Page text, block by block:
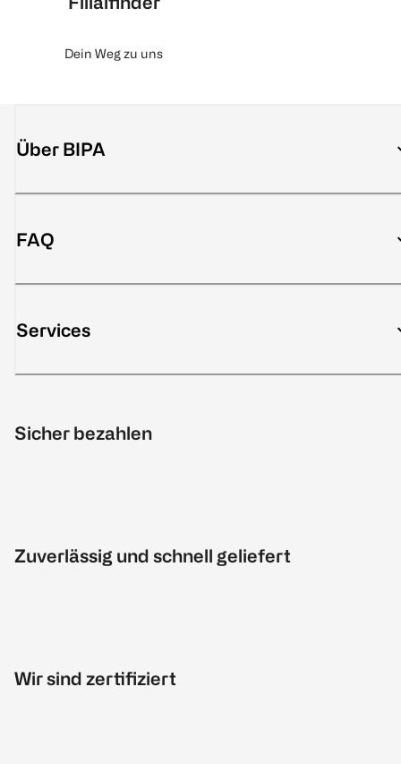
Dein Weg zu uns
Über BIPA
FAQ
Services
Sicher bezahlen
Zuverlässig und schnell geliefert
Wir sind zertifiziert